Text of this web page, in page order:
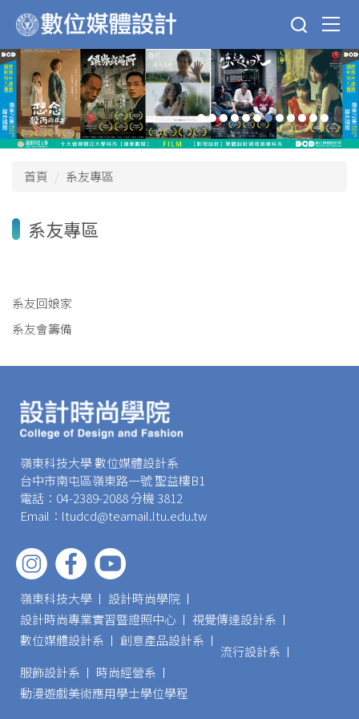
到
主
要
內
容
區
首頁 系友專區
系友專區
系友回娘家
系友會籌備
嶺東科技大學 數位媒體設計系
台中市南屯區嶺東路一號 聖益樓B1
電話：04-2389-2088 分機 3812
Email：ltudcd@teamail.ltu.edu.tw
嶺東科技大學
設計時尚學院
設計時尚專業實習暨證照中心
視覺傳達設計系
數位媒體設計系
創意產品設計系
流行設計系
服飾設計系
時尚經營系
動漫遊戲美術應用學士學位學程